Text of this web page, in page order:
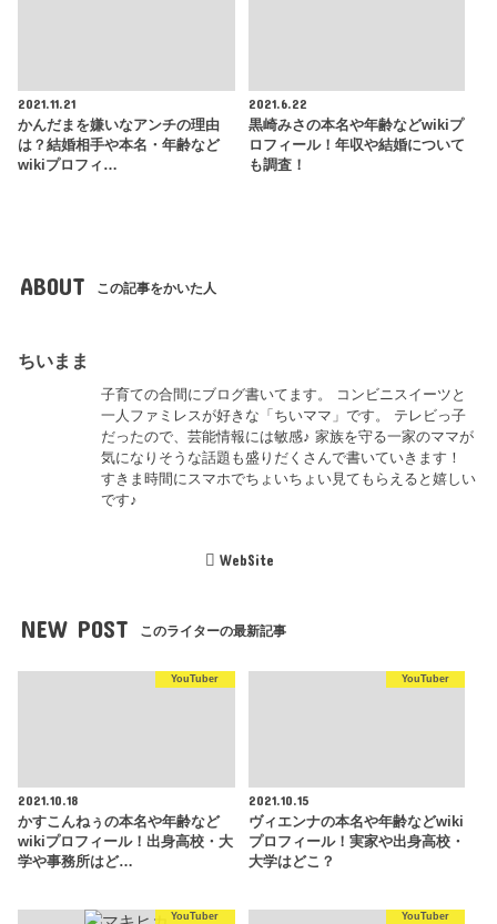
2021.11.21
かんだまを嫌いなアンチの理由
は？結婚相手や本名・年齢など
wikiプロフィ…
2021.6.22
黒崎みさの本名や年齢などwikiプ
ロフィール！年収や結婚について
も調査！
ABOUT この記事をかいた人
ちいまま
子育ての合間にブログ書いてます。 コンビニスイーツと
一人ファミレスが好きな「ちいママ」です。 テレビっ子
だったので、芸能情報には敏感♪ 家族を守る一家のママが
気になりそうな話題も盛りだくさんで書いていきます！
すきま時間にスマホでちょいちょい見てもらえると嬉しい
です♪
WebSite
NEW POST このライターの最新記事
YouTuber
2021.10.18
かすこんねぅの本名や年齢など
wikiプロフィール！出身高校・大
学や事務所はど…
YouTuber
2021.10.15
ヴィエンナの本名や年齢などwiki
プロフィール！実家や出身高校・
大学はどこ？
YouTuber YouTuber